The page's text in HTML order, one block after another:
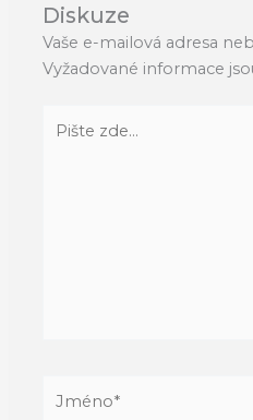
Diskuze
Vaše e-mailová adresa
Vyžadované informace